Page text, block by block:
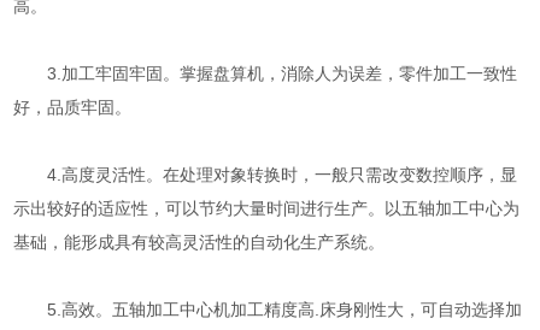
高。
3.加工牢固牢固。掌握盘算机，消除人为误差，零件加工一致性
好，品质牢固。
4.高度灵活性。在处理对象转换时，一般只需改变数控顺序，显
示出较好的适应性，可以节约大量时间进行生产。以五轴加工中心为
基础，能形成具有较高灵活性的自动化生产系统。
5.高效。五轴加工中心机加工精度高.床身刚性大，可自动选择加